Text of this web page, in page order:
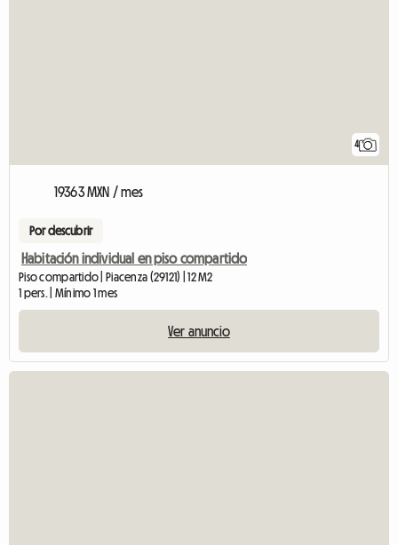
4
19363 MXN / mes
Por descubrir
Habitación individual en piso compartido
Piso compartido | Piacenza (29121) | 12 M2
1 pers. | Mínimo 1 mes
Ver anuncio